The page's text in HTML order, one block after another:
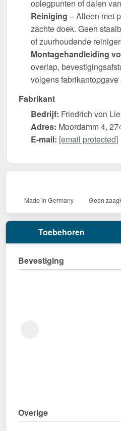
oplegpunten of dalen
Reiniging – Alleen met
zachte doek. Geen
of zuurhoudende
Montagehandleiding
overlap,
volgens fabrikantopgave
Fabrikant
Bedrijf: Friedrich von
Adres: Moordamm 4,
E-mail: [email protected]
Made in Germany Geen
Toebehoren
Bevestiging
Overige